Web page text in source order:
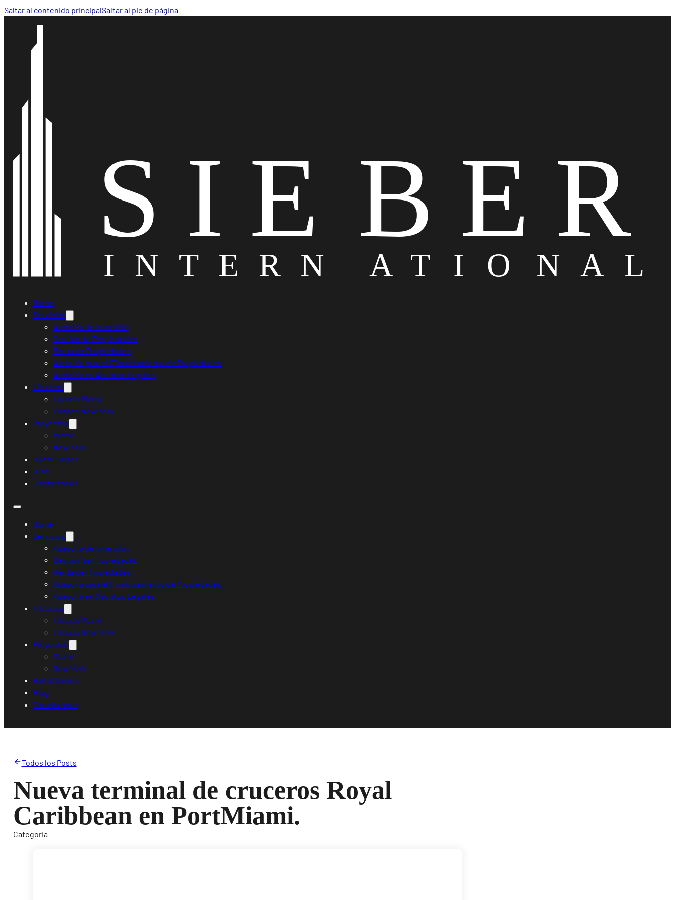
Saltar al contenido principalSaltar al pie de página
Home
Servicios
Asesoría de Inversión
Gestión de Propiedades
Renta de Propiedades
Asesoría para el Financiamiento de Propiedades
Asesoría en Asuntos Legales
Listados
Listado Miami
Listado New York
Proyectos
Miami
New York
Ruedi Sieber
Blog
Contáctanos
Home
Servicios
Asesoría de Inversión
Gestión de Propiedades
Renta de Propiedades
Asesoría para el Financiamiento de Propiedades
Asesoría en Asuntos Legales
Listados
Listado Miami
Listado New York
Proyectos
Miami
New York
Ruedi Sieber
Blog
Contáctanos
Todos los Posts
Nueva terminal de cruceros Royal
Caribbean en PortMiami.
Categoria